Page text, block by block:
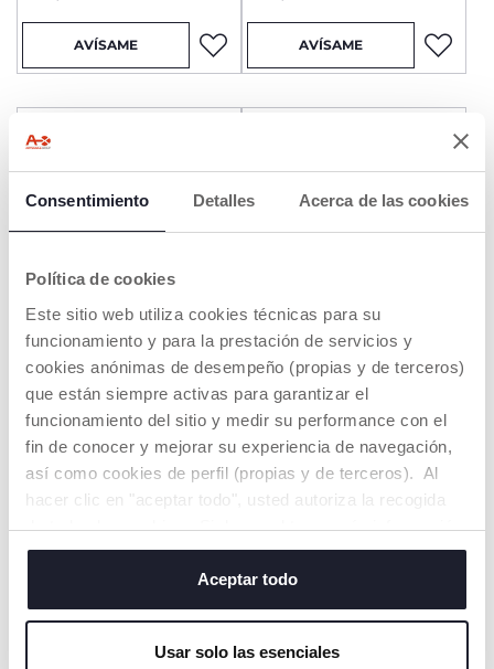
Consentimiento Detalles Acerca de las cookies
Política de cookies
Este sitio web utiliza cookies técnicas para su
funcionamiento y para la prestación de servicios y
cookies anónimas de desempeño (propias y de terceros)
que están siempre activas para garantizar el
funcionamiento del sitio y medir su performance con el
fin de conocer y mejorar su experiencia de navegación,
así como cookies de perfil (propias y de terceros). Al
hacer clic en "aceptar todo", usted autoriza la recogida
de todas las cookies. Si desea obtener más información
o cambiar o revocar el consentimiento de todas o
algunas cookies, haga clic en "mostrar detalles". Al
cerrar este banner, usted consiente en utilizar
servicio solicitado.
Aceptar todo
Usar solo las esenciales
AVÍSAME AVÍSAME
SOLD OUT
+ COLORES
Proyector Osito Polar
€ 32,99
AVÍSAME
+ COLORES
Proyector Osito Polar
€ 32,99
AVÍSAME
SOLD OUT